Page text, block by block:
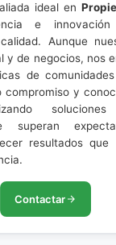
ideal en
e
Aunque
y de negocios, nos
de
compromiso y
superan
resultados que
Contactar